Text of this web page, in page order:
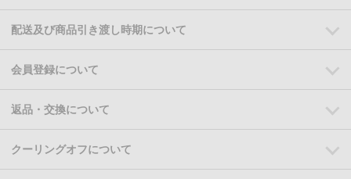
配送及び商品引き渡し時期について
会員登録について
返品・交換について
クーリングオフについて